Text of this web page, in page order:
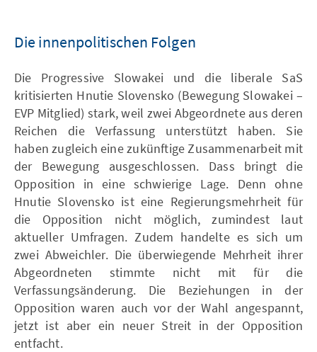
Die innenpolitischen Folgen
Die Progressive Slowakei und die liberale SaS
kritisierten Hnutie Slovensko (Bewegung Slowakei –
EVP Mitglied) stark, weil zwei Abgeordnete aus deren
Reichen die Verfassung unterstützt haben. Sie
haben zugleich eine zukünftige Zusammenarbeit mit
der Bewegung ausgeschlossen. Dass bringt die
Opposition in eine schwierige Lage. Denn ohne
Hnutie Slovensko ist eine Regierungsmehrheit für
die Opposition nicht möglich, zumindest laut
aktueller Umfragen. Zudem handelte es sich um
zwei Abweichler. Die überwiegende Mehrheit ihrer
Abgeordneten stimmte nicht mit für die
Verfassungsänderung. Die Beziehungen in der
Opposition waren auch vor der Wahl angespannt,
jetzt ist aber ein neuer Streit in der Opposition
entfacht.